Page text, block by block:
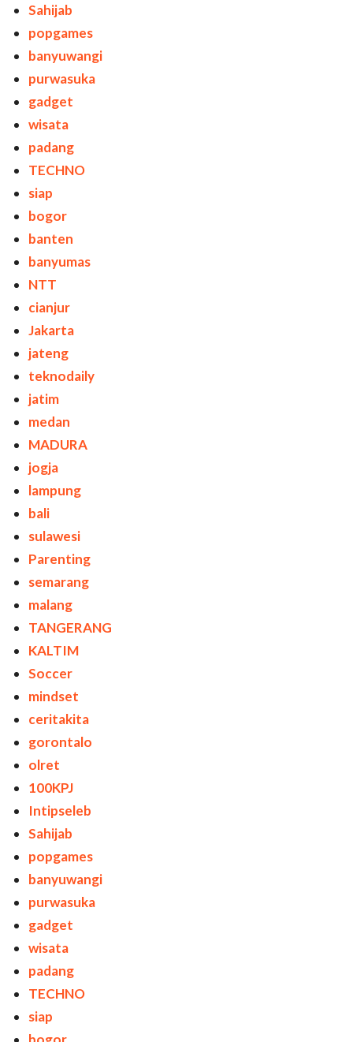
Sahijab
popgames
banyuwangi
purwasuka
gadget
wisata
padang
TECHNO
siap
bogor
banten
banyumas
NTT
cianjur
Jakarta
jateng
teknodaily
jatim
medan
MADURA
jogja
lampung
bali
sulawesi
Parenting
semarang
malang
TANGERANG
KALTIM
Soccer
mindset
ceritakita
gorontalo
olret
100KPJ
Intipseleb
Sahijab
popgames
banyuwangi
purwasuka
gadget
wisata
padang
TECHNO
siap